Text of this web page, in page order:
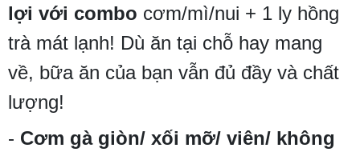
lợi với combo cơm/mì/nui + 1 ly hồng
trà mát lạnh! Dù ăn tại chỗ hay mang
về, bữa ăn của bạn vẫn đủ đầy và chất
lượng!
- Cơm gà giòn/ xối mỡ/ viên/ không